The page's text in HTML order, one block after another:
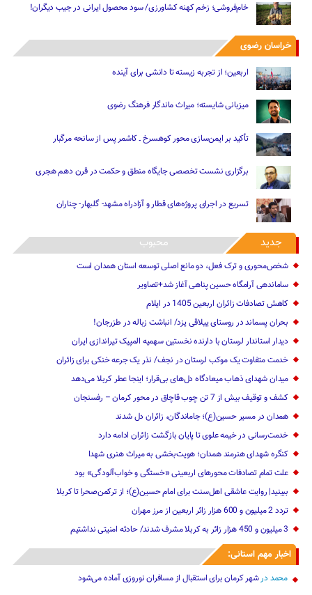
خام‌فروشی؛ زخم کهنه کشاورزی/ سود محصول ایرانی در جیب دیگران!
خراسان رضوی
اربعین؛ از تجربه زیسته تا دانشی برای آینده
میزبانی شایسته؛ میراث ماندگار فرهنگ رضوی
تأکید بر ایمن‌سازی محور کوهسرخ ـ کاشمر پس از سانحه مرگبار
برگزاری نشست تخصصی جایگاه منطق و حکمت در قرن دهم هجری
تسریع در اجرای پروژه‌های قطار و آزادراه مشهد- گلبهار- چناران
جدید محبوب
شخص‌محوری و ترک فعل، دو مانع اصلی توسعه استان همدان است
ساماندهی آرامگاه حسین پناهی آغاز شد+تصاویر
کاهش تصادفات زائران اربعین 1405 در ایلام
بحران پسماند در روستای ییلاقی یزد/ انباشت زباله در طزرجان!
دیدار استاندار لرستان با دارنده نخستین سهمیه المپیک تیراندازی ایران
خدمت متفاوت یک موکب لرستان در نجف/ نذر یک جرعه خنکی برای زائران
میدان شهدای ذهاب میعادگاه دل‌های بی‌قرار؛ اینجا عطر کربلا می‌دهد
کشف و توقیف بیش از 7 تن چوب قاچاق در محور کرمان – رفسنجان
همدان در مسیر حسین(ع)؛ جاماندگان، زائران دل شدند
خدمت‌رسانی در خیمه علوی تا پایان بازگشت زائران ادامه دارد
کنگره شهدای هنرمند همدان؛ هویت‌بخشی به میراث هنری شهدا
علت تمام‌ تصادفات محورهای اربعینی‌ «خستگی و خواب‌آلودگی» ‌بود
ببینید| روایت عاشقی اهل‌سنت برای امام حسین(ع)؛ از ترکمن‌صحرا تا کربلا
تردد 2 میلیون و 600 هزار زائر اربعین از مرز مهران‌‌
3 میلیون و 450 هزار ‌زائر به کربلا مشرف شد‌ند/‌ حادثه امنیتی نداشتیم
اخبار مهم استانی:
محمد درشهر کرمان برای استقبال از مسافران نوروزی آماده می‌شود